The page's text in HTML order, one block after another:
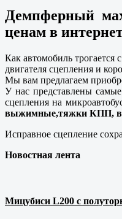
Демпферный
ценам в
Как автомобиль трогается
двигателя сцепления и
Мы вам предлагаем
У нас представлены
сцепления на
выжимные,тяжки КПП,
Исправное сцепление
Новостная лента
Мицубиси L200 с